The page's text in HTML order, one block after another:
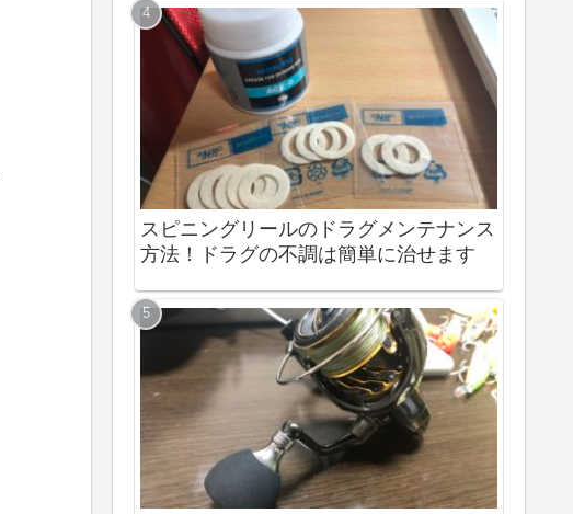
スピニングリールのドラグメンテナンス
方法！ドラグの不調は簡単に治せます